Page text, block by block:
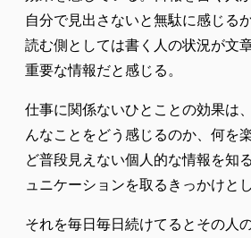
自分で見出さないと無駄に感じる
読む側としては書く人の状況が文
重要な情報だと感じる。
仕事に関係ないひとことの効果は
んなことをどう感じるのか、何を
ど普段見えない個人的な情報を知
ュニケーションを取るきっかけと
それを毎日毎日続けてるとその人